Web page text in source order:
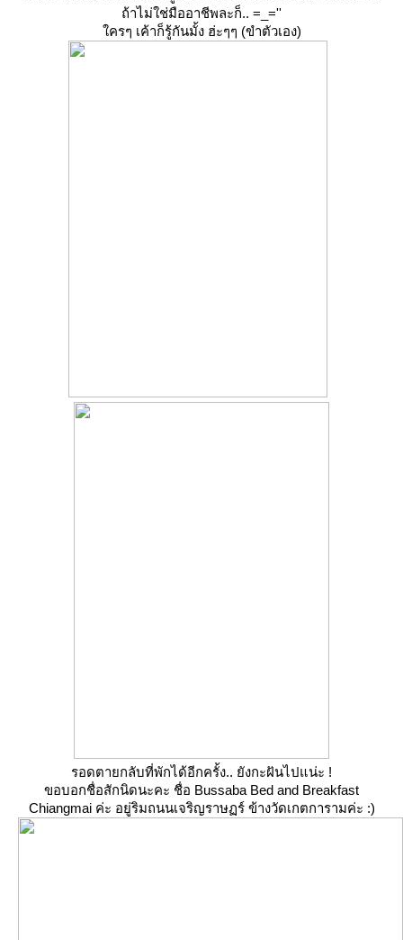
ถ้าไม่ใช่มืออาชีพละก็.. =_=''
ครๆ เค้าก็รู้กันมั้ง ฮ่ะๆๆ (ขำตัวเอง)
รอดตายกลับที่พักได้อีกครั้ง.. ยังกะฝันไปแน่ะ !
ขอบอกชื่อสักนิดนะคะ ชื่อ Bussaba Bed and Breakfast
Chiangmai ค่ะ อยู่ริมถนนเจริญราษฏร์ ข้างวัดเกตการามค่ะ :)